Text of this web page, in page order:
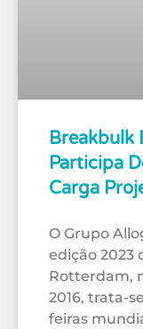
Breakbulk
Participa
Carga
O Grupo
edição 2023
Rotterdam,
2016, trata-
feiras